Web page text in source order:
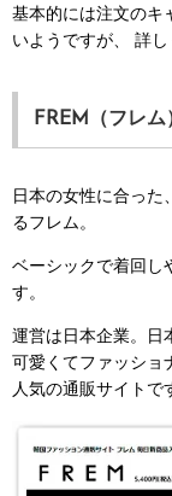
基本的には注文のキ
いようですが、
詳し
FREM（フレム
日本の女性に合っ
るフレム。
ベーシックで着回し
す。
運営は日本企業。日
可愛くてファッショ
人気の通販サイトで